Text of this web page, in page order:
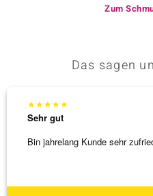
Zum
Das sagen
★★★★★
Sehr gut
Bin jahrelang Kunde sehr